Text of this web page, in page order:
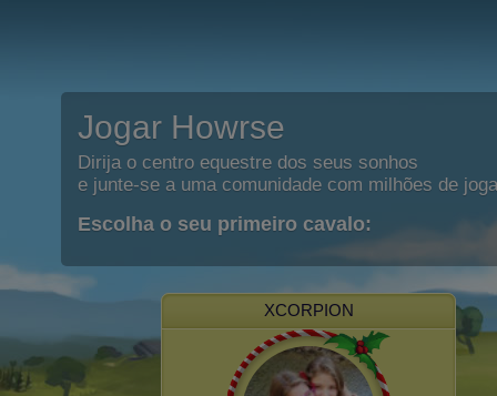
Jogar Howrse
Dirija o centro equestre dos seus sonhos
e junte-se a uma comunidade com milhões de
Escolha o seu primeiro cavalo:
XCORPION